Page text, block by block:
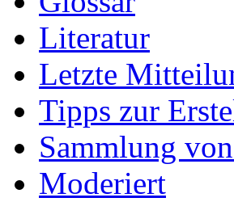
Literatur
Letzte
Tipps zur
Sammlung
Moderiert